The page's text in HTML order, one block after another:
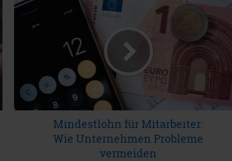
Mindestlohn für Mitarbeiter:
Wie Unternehmen Probleme
vermeiden